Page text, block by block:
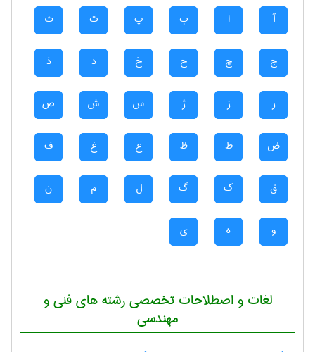
آ ا ب پ ت ث
ج چ ح خ د ذ
ر ز ژ س ش ص
ض ط ظ ع غ ف
ق ک گ ل م ن
و ه ی
لغات و اصطلاحات تخصصی رشته های فنی و
مهندسی